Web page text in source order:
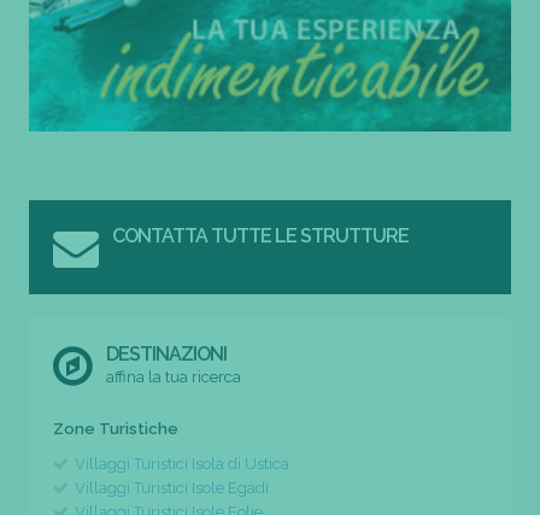
CONTATTA TUTTE LE STRUTTURE
DESTINAZIONI
affina la tua ricerca
Zone Turistiche
Villaggi Turistici Isola di Ustica
Villaggi Turistici Isole Egadi